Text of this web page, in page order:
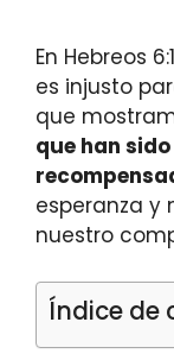
En Hebreos
es injusto
que
que han
esperanza y
nuestro
Índice de